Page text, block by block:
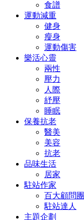
食譜
運動減重
健身
瘦身
運動傷害
樂活心靈
兩性
壓力
人際
紓壓
睡眠
保養抗老
醫美
美容
抗老
品味生活
居家
駐站作家
百大顧問團
駐站達人
主題企劃